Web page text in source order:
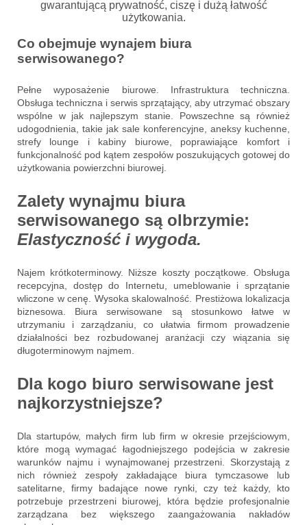
gwarantującą prywatność, ciszę i dużą łatwość
użytkowania.
Co obejmuje wynajem biura
serwisowanego?
Pełne wyposażenie biurowe. Infrastruktura techniczna.
Obsługa techniczna i serwis sprzątający, aby utrzymać obszary
wspólne w jak najlepszym stanie. Powszechne są również
udogodnienia, takie jak sale konferencyjne, aneksy kuchenne,
strefy lounge i kabiny biurowe, poprawiające komfort i
funkcjonalność pod kątem zespołów poszukujących gotowej do
użytkowania powierzchni biurowej.
Zalety wynajmu biura
serwisowanego są olbrzymie:
Elastyczność i wygoda.
Najem krótkoterminowy. Niższe koszty początkowe. Obsługa
recepcyjna, dostęp do Internetu, umeblowanie i sprzątanie
wliczone w cenę. Wysoka skalowalność. Prestiżowa lokalizacja
biznesowa. Biura serwisowane są stosunkowo łatwe w
utrzymaniu i zarządzaniu, co ułatwia firmom prowadzenie
działalności bez rozbudowanej aranżacji czy wiązania się
długoterminowym najmem.
Dla kogo biuro serwisowane jest
najkorzystniejsze?
Dla startupów, małych firm lub firm w okresie przejściowym,
które mogą wymagać łagodniejszego podejścia w zakresie
warunków najmu i wynajmowanej przestrzeni. Skorzystają z
nich również zespoły zakładające biura tymczasowe lub
satelitarne, firmy badające nowe rynki, czy też każdy, kto
potrzebuje przestrzeni biurowej, która będzie profesjonalnie
zarządzana bez większego zaangażowania nakładów